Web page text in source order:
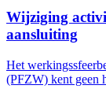
Wijziging
aansluiting
Het
(PFZW) kent geen